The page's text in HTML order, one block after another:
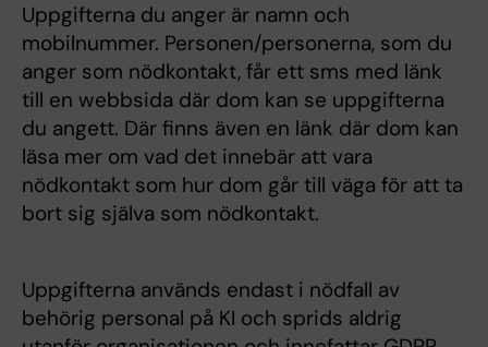
Uppgifterna du anger är namn och
mobilnummer. Personen/personerna, som du
anger som nödkontakt, får ett sms med länk
till en webbsida där dom kan se uppgifterna
du angett. Där finns även en länk där dom kan
läsa mer om vad det innebär att vara
nödkontakt som hur dom går till väga för att ta
bort sig själva som nödkontakt.
Uppgifterna används endast i nödfall av
behörig personal på KI och sprids aldrig